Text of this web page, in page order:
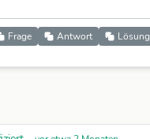
Frage Antwort Lösung